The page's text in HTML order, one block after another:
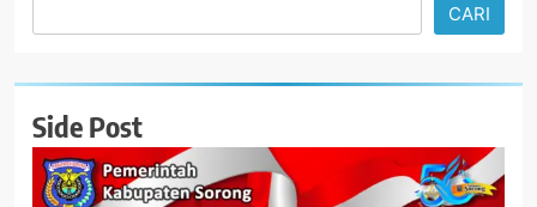
CARI
Side Post